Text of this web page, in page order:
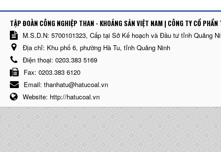
TẬP ĐOÀN CÔNG NGHIỆP THAN - KHOÁNG SẢN VIỆT NAM | CÔNG TY CỔ
M.S.D.N: 5700101323, Cấp tại Sở Kế hoạch và Đầu tư tỉnh Quảng
Địa chỉ: Khu phố 6, phường Hà Tu, tỉnh Quảng Ninh
Điện thoại: 0203.383 5169
Fax: 0203.383 6120
Email: thanhatu@hatucoal.vn
Website: http://hatucoal.vn